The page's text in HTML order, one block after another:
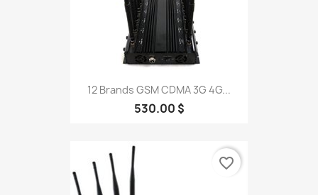
12 Brands GSM CDMA 3G 4G...
530.00 $
favorite_border